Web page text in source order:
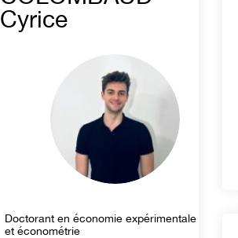
Cyrice
Doctorant en économie expérimentale
et économétrie